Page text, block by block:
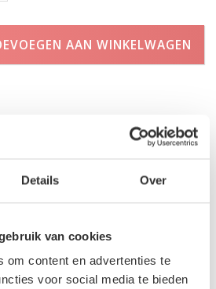
Details Over
van cookies
om content en advertenties te
voor social media te bieden
AAN WINKELWAGEN
gs365 champagne 250
niet gewaardeerd